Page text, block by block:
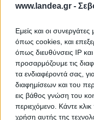
www.landea.gr -
Εμείς και οι
όπως cookies, και
όπως διευθύνσεις IP
προσαρμόζουμε τις
τα ενδιαφέροντά σας,
διαφημίσεων και του
εις βάθος γνώση του
περιεχόμενο. Κάντε
χρήση αυτής της
Θέλεις
Ζητήστε
συγκεκριμένου
Προτεινόμενα